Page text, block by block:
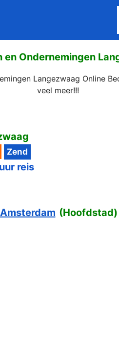
en Ondernemingen
Langezwaag Online
veel meer!!!
reis
Amsterdam (Hoofdstad)